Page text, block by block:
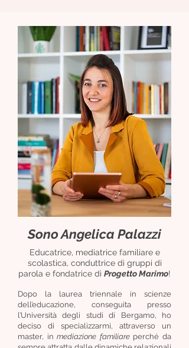
Sono Angelica Palazzi
Educatrice, mediatrice familiare e
scolastica, conduttrice di gruppi di
parola e fondatrice di Progetto Marimo!
Dopo la laurea triennale in scienze
dell’educazione, conseguita presso
l’Università degli studi di Bergamo, ho
deciso di specializzarmi, attraverso un
master, inmediazione familiareperché da